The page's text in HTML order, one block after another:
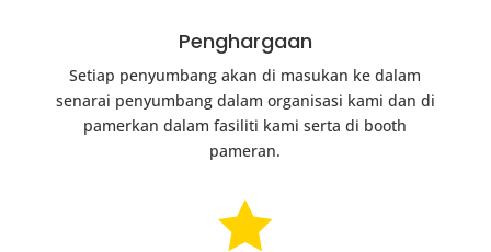
Penghargaan
Setiap penyumbang akan di masukan ke dalam
senarai penyumbang dalam organisasi kami dan di
pamerkan dalam fasiliti kami serta di booth
pameran.
